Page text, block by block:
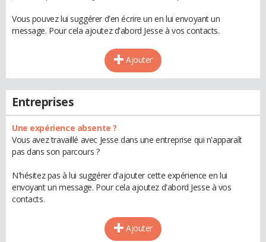
Vous pouvez lui suggérer d'en écrire un en lui envoyant un
message. Pour cela ajoutez d'abord Jesse à vos contacts.
Ajouter
Entreprises
Une expérience absente ?
Vous avez travaillé avec Jesse dans une entreprise qui n'apparaît
pas dans son parcours ?
N'hésitez pas à lui suggérer d'ajouter cette expérience en lui
envoyant un message. Pour cela ajoutez d'abord Jesse à vos
contacts.
Ajouter